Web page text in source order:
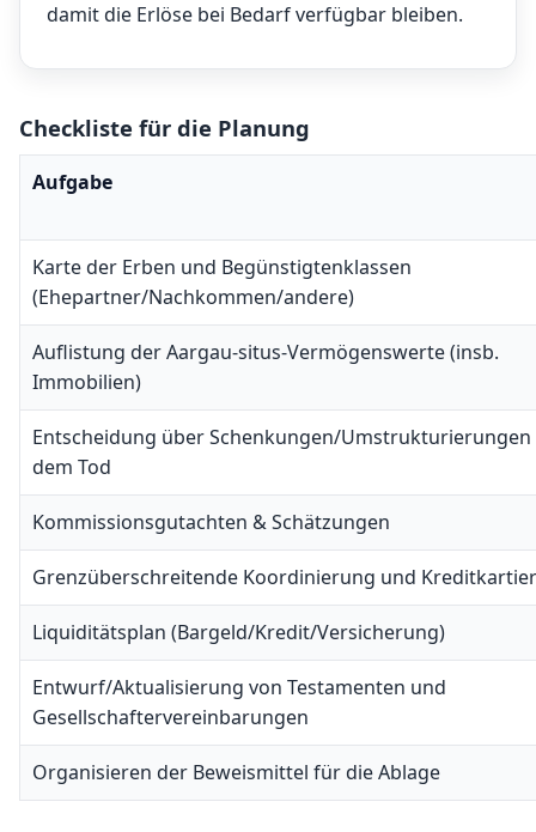
damit die Erlöse bei Bedarf verfügbar bleiben.
Checkliste für die Planung
Aufgabe
Karte der Erben und Begünstigtenklassen
(Ehepartner/Nachkommen/andere)
Auflistung der Aargau-situs-Vermögenswerte (insb.
Immobilien)
Entscheidung über Schenkungen/Umstrukturierungen
dem Tod
Kommissionsgutachten & Schätzungen
Grenzüberschreitende Koordinierung und
Liquiditätsplan (Bargeld/Kredit/Versicherung)
Entwurf/Aktualisierung von Testamenten und
Gesellschaftervereinbarungen
Organisieren der Beweismittel für die Ablage